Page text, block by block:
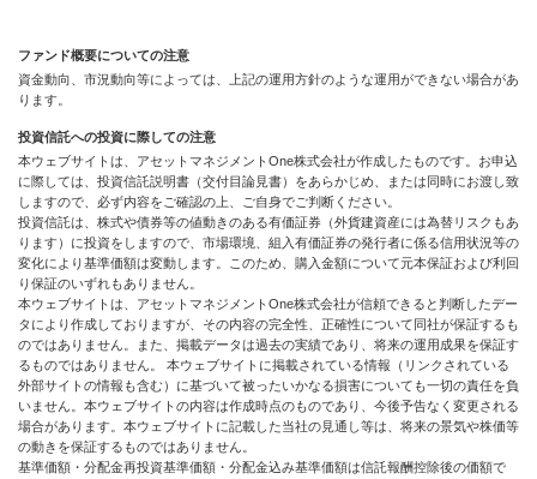
ファンド概要についての注意
資金動向、市況動向等によっては、上記の運用方針のような運用ができない場合があ
ります。
投資信託への投資に際しての注意
本ウェブサイトは、アセットマネジメントOne株式会社が作成したものです。お申込
に際しては、投資信託説明書（交付目論見書）をあらかじめ、または同時にお渡し致
しますので、必ず内容をご確認の上、ご自身でご判断ください。
投資信託は、株式や債券等の値動きのある有価証券（外貨建資産には為替リスクもあ
ります）に投資をしますので、市場環境、組入有価証券の発行者に係る信用状況等の
変化により基準価額は変動します。このため、購入金額について元本保証および利回
り保証のいずれもありません。
本ウェブサイトは、アセットマネジメントOne株式会社が信頼できると判断したデー
タにより作成しておりますが、その内容の完全性、正確性について同社が保証するも
のではありません。また、掲載データは過去の実績であり、将来の運用成果を保証す
るものではありません。 本ウェブサイトに掲載されている情報（リンクされている
外部サイトの情報も含む）に基づいて被ったいかなる損害についても一切の責任を負
いません。本ウェブサイトの内容は作成時点のものであり、今後予告なく変更される
場合があります。本ウェブサイトに記載した当社の見通し等は、将来の景気や株価等
の動きを保証するものではありません。
基準価額・分配金再投資基準価額・分配金込み基準価額は信託報酬控除後の価額で